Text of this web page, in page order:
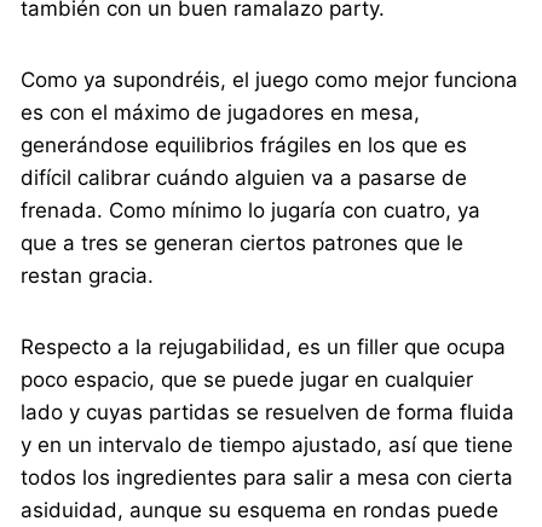
también con un buen ramalazo party.
Como ya supondréis, el juego como mejor funciona
es con el máximo de jugadores en mesa,
generándose equilibrios frágiles en los que es
difícil calibrar cuándo alguien va a pasarse de
frenada. Como mínimo lo jugaría con cuatro, ya
que a tres se generan ciertos patrones que le
restan gracia.
Respecto a la rejugabilidad, es un filler que ocupa
poco espacio, que se puede jugar en cualquier
lado y cuyas partidas se resuelven de forma fluida
y en un intervalo de tiempo ajustado, así que tiene
todos los ingredientes para salir a mesa con cierta
asiduidad, aunque su esquema en rondas puede